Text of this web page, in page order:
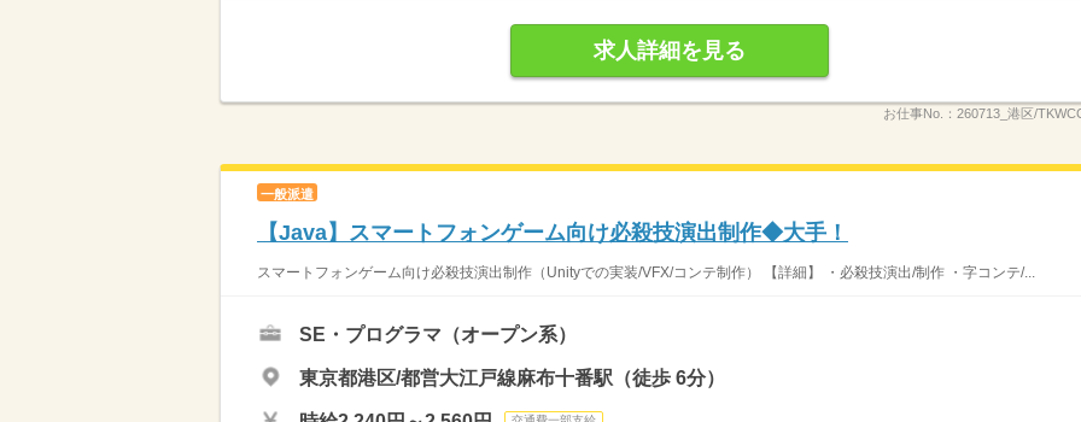
求人詳細を見る
お仕事No.： 260713_港区/
一般派遣
【Java】スマートフォンゲーム向け必殺技演出制作◆大手！
スマートフォンゲーム向け必殺技演出制作（Unityでの実装/VFX/コンテ制作） 【詳細】 ・必殺技演出/制作 ・字コンテ/...
SE・プログラマ（オープン系）
東京都港区/都営大江戸線麻布十番駅（徒歩 6分）